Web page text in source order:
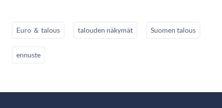
Euro ＆ talous talouden näkymät Suomen talous
ennuste